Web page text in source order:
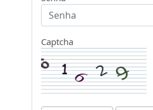
Captcha